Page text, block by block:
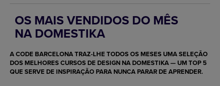
OS MAIS VENDIDOS DO MÊS
NA DOMESTIKA
A CODE BARCELONA TRAZ-LHE TODOS OS MESES UMA SELEÇÃO
DOS MELHORES CURSOS DE DESIGN NA DOMESTIKA — UM TOP 5
QUE SERVE DE INSPIRAÇÃO PARA NUNCA PARAR DE APRENDER.